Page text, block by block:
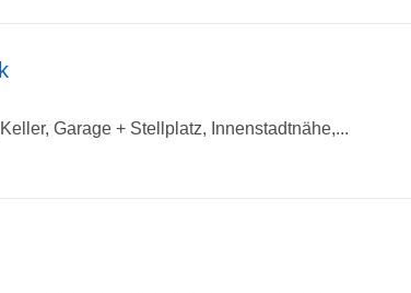
Garage + Stellplatz, Innenstadtnähe,...